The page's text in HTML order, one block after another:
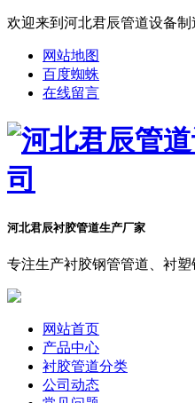
欢迎来到河北君辰管道设备制
网站地图
百度蜘蛛
在线留言
河北君辰衬胶管道生产厂家
专注生产衬胶钢管管道、衬
网站首页
产品中心
衬胶管道分类
公司动态